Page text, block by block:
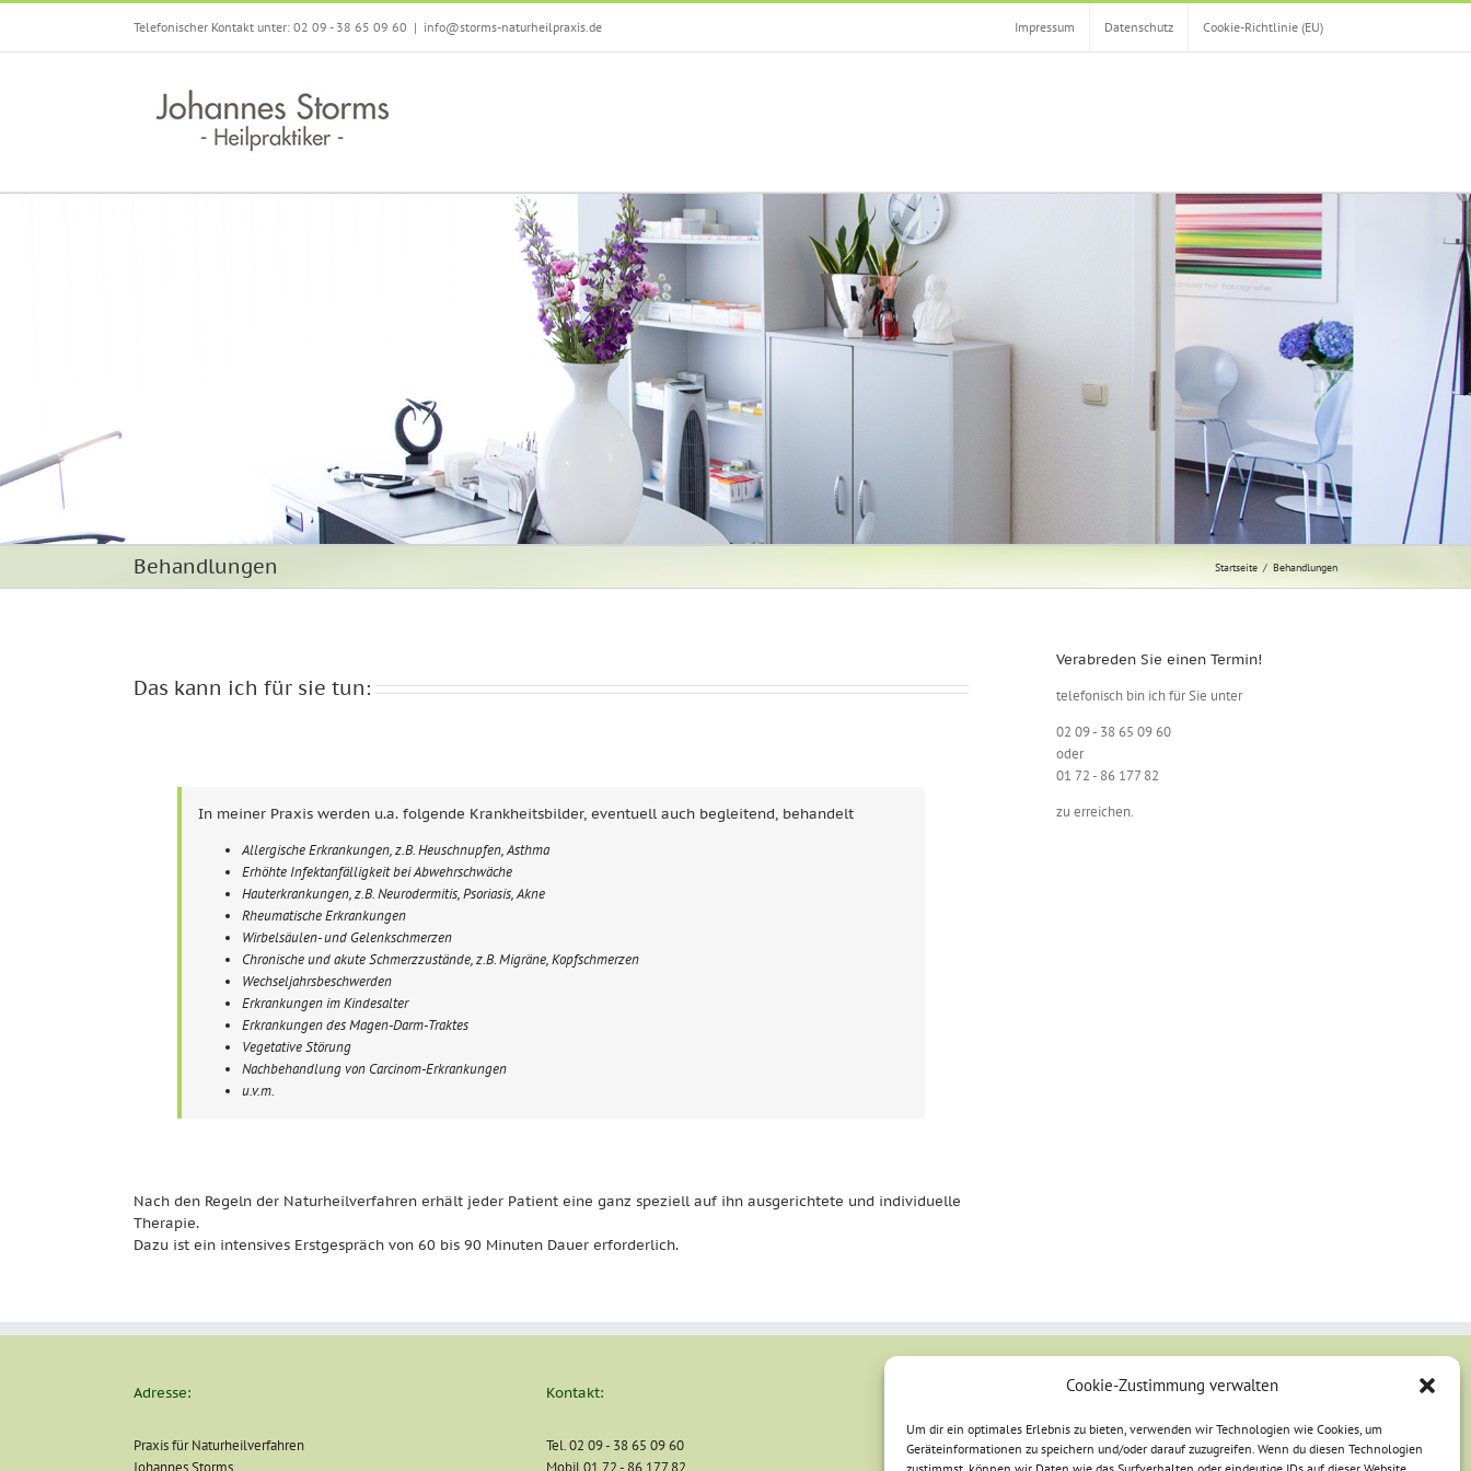
Cookie-Zustimmung verwalten
Um dir ein optimales Erlebnis zu bieten, verwenden wir Technologien wie Cookies, um
Geräteinformationen zu speichern und/oder darauf zuzugreifen. Wenn du diesen Technologien
Zum
springen
Telefonischer Kontakt unter: 02 09 - 38 65 09 60 | info@storms-naturheilpraxis.de Impressum Datenschutz Cookie-Richtlinie (EU)
Behandlungen Startseite / Behandlungen
Das kann ich für sie tun:
In meiner Praxis werden u.a. folgende Krankheitsbilder, eventuell auch begleitend, behandelt
Allergische Erkrankungen, z.B. Heuschnupfen, Asthma
Erhöhte Infektanfälligkeit bei Abwehrschwäche
Hauterkrankungen, z.B. Neurodermitis, Psoriasis, Akne
Rheumatische Erkrankungen
Wirbelsäulen- und Gelenkschmerzen
Chronische und akute Schmerzzustände, z.B. Migräne, Kopfschmerzen
Wechseljahrsbeschwerden
Erkrankungen im Kindesalter
Erkrankungen des Magen-Darm-Traktes
Vegetative Störung
Nachbehandlung von Carcinom-Erkrankungen
u.v.m.
Nach den Regeln der Naturheilverfahren erhält jeder Patient eine ganz speziell auf ihn ausgerichtete und individuelle
Therapie.
Dazu ist ein intensives Erstgespräch von 60 bis 90 Minuten Dauer erforderlich.
Verabreden Sie einen Termin!
telefonisch bin ich für Sie unter
02 09 - 38 65 09 60
oder
01 72 - 86 177 82
zu erreichen.
Adresse:
Praxis für Naturheilverfahren
Johannes Storms
Kontakt:
Tel. 02 09 - 38 65 09 60
Mobil 01 72 - 86 177 82